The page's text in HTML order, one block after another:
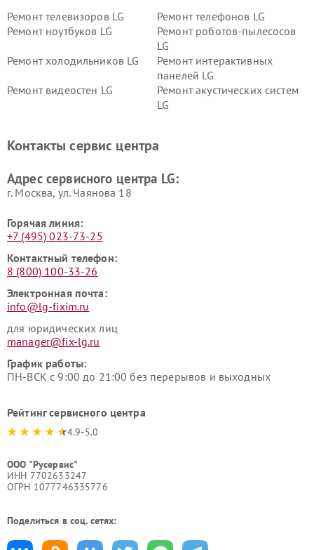
Ремонт телевизоров LG
Ремонт телефонов LG
Ремонт ноутбуков LG
Ремонт роботов-пылесосов
LG
Ремонт холодильников LG
Ремонт интерактивных
панелей LG
Ремонт видеостен LG
Ремонт акустических систем
LG
Ремонт морозильных камер
Ремонт вертикальных
Контакты сервис центра
Адрес сервисного центра LG:
г. Москва, ул. Чаянова 18
Горячая линия:
+7 (495) 023-73-25
Контактный телефон:
8 (800) 100-33-26
Электронная почта:
info@lg-fixim.ru
для юридических лиц
manager@fix-lg.ru
График работы:
ПН-ВСК с 9:00 до 21:00 без перерывов и выходных
Рейтинг сервисного центра
4.9-5.0
ООО "Русервис"
ИНН 7702633247
ОГРН 1077746335776
Поделиться в соц. сетях: